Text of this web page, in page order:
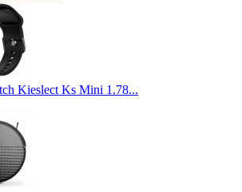
Kieslect Ks Mini 1.78...